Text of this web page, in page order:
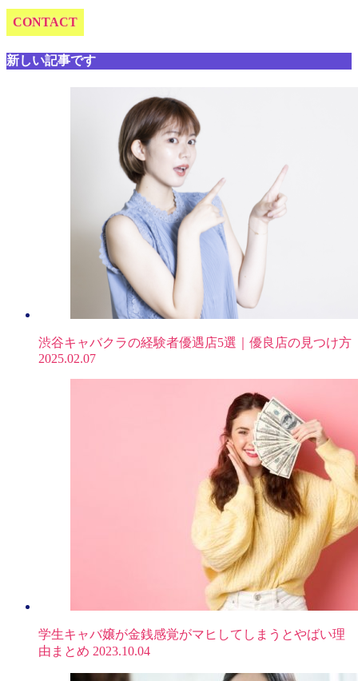
CONTACT
新しい記事です
渋谷キャバクラの経験者優遇店5選｜優良店の見つけ方
2025.02.07
学生キャバ嬢が金銭感覚がマヒしてしまうとやばい理
由まとめ 2023.10.04